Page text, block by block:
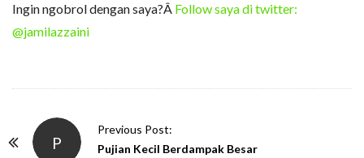
Ingin ngobrol dengan saya?Â Follow saya di twitter:
@jamilazzaini
P
Previous Post:
Pujian Kecil Berdampak Besar